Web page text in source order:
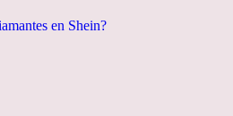
en Shein?